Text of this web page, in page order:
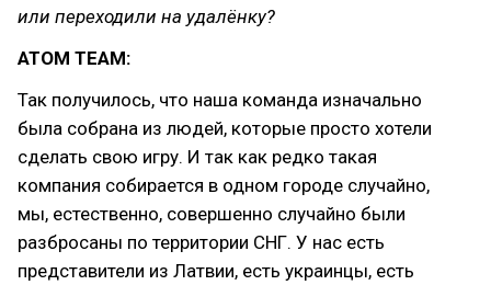
или переходили на удалёнку?
ATOM TEAM:
Так получилось, что наша команда изначально
была собрана из людей, которые просто хотели
сделать свою игру. И так как редко такая
компания собирается в одном городе случайно,
мы, естественно, совершенно случайно были
разбросаны по территории СНГ. У нас есть
представители из Латвии, есть украинцы, есть